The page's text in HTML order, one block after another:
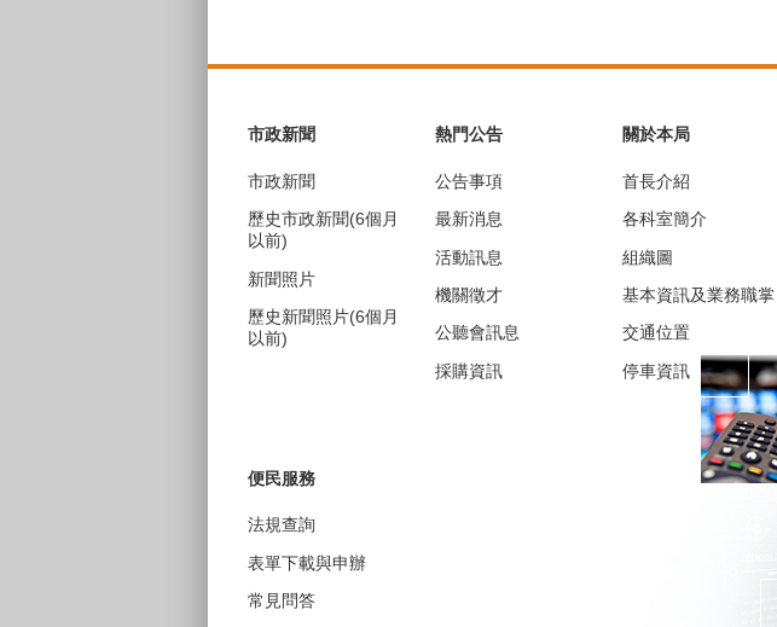
市政新聞
市政新聞
歷史市政新聞(6個月
以前)
新聞照片
歷史新聞照片(6個月
以前)
熱門公告
公告事項
最新消息
活動訊息
機關徵才
公聽會訊息
採購資訊
關於本局
首長介紹
各科室簡介
組織圖
基本資訊及業務職掌
交通位置
停車資訊
便民服務
法規查詢
表單下載與申辦
常見問答